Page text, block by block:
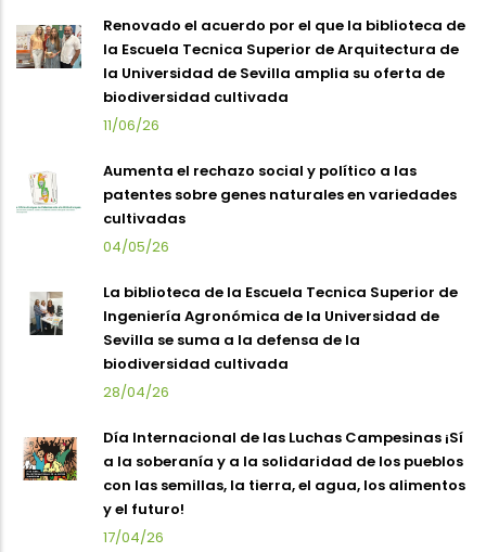
Renovado el acuerdo por el que la biblioteca de
la Escuela Tecnica Superior de Arquitectura de
la Universidad de Sevilla amplia su oferta de
biodiversidad cultivada
11/06/26
Aumenta el rechazo social y político a las
patentes sobre genes naturales en variedades
cultivadas
04/05/26
La biblioteca de la Escuela Tecnica Superior de
Ingeniería Agronómica de la Universidad de
Sevilla se suma a la defensa de la
biodiversidad cultivada
28/04/26
Día Internacional de las Luchas Campesinas ¡Sí
a la soberanía y a la solidaridad de los pueblos
con las semillas, la tierra, el agua, los alimentos
y el futuro!
17/04/26